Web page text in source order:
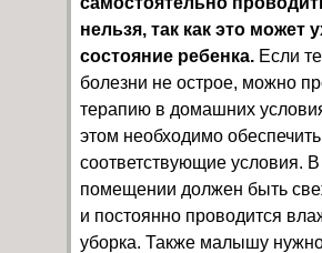
нельзя, так как это может
состояние ребенка. Если
болезни не острое, можно
терапию в домашних
этом необходимо обеспечить
соответствующие условия. В
помещении должен быть
и постоянно проводится
уборка. Также малышу